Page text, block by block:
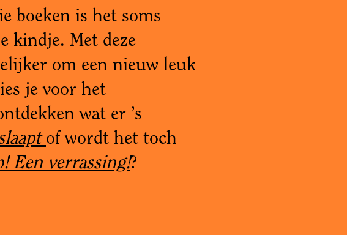
boeken is het soms
kindje. Met deze
om een nieuw leuk
je voor het
wat er ’s
of wordt het toch
Een verrassing!?